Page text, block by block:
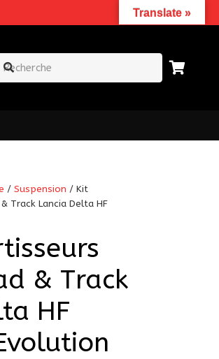
/Suspension / Kit
Track Lancia Delta HF
& Track
HF
Translate »